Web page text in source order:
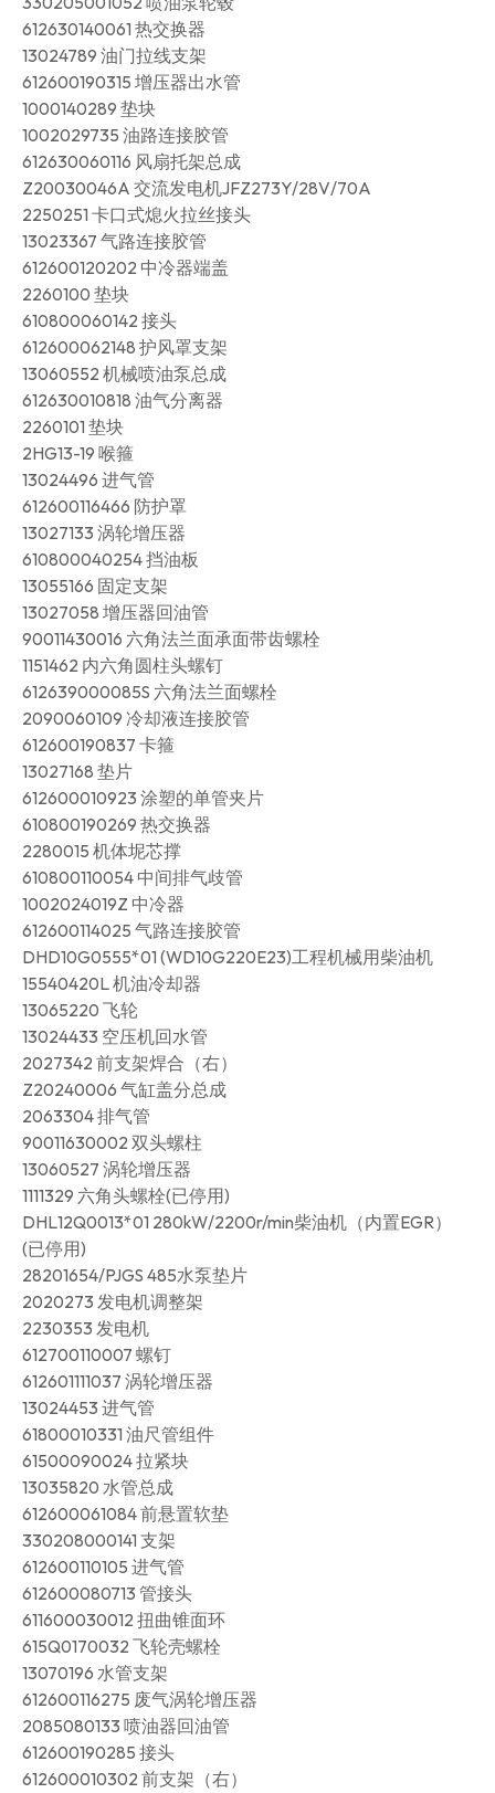
612630140061 热交换器
13024789 油门拉线支架
612600190315 增压器出水管
1000140289 垫块
1002029735 油路连接胶管
612630060116 风扇托架总成
Z20030046A 交流发电机JFZ273Y/28V/70A
2250251 卡口式熄火拉丝接头
13023367 气路连接胶管
612600120202 中冷器端盖
2260100 垫块
610800060142 接头
612600062148 护风罩支架
13060552 机械喷油泵总成
612630010818 油气分离器
2260101 垫块
2HG13-19 喉箍
13024496 进气管
612600116466 防护罩
13027133 涡轮增压器
610800040254 挡油板
13055166 固定支架
13027058 增压器回油管
90011430016 六角法兰面承面带齿螺栓
1151462 内六角圆柱头螺钉
612639000085S 六角法兰面螺栓
2090060109 冷却液连接胶管
612600190837 卡箍
13027168 垫片
612600010923 涂塑的单管夹片
610800190269 热交换器
2280015 机体坭芯撑
610800110054 中间排气歧管
1002024019Z 中冷器
612600114025 气路连接胶管
DHD10G0555*01 (WD10G220E23)工程机械用柴油机
15540420L 机油冷却器
13065220 飞轮
13024433 空压机回水管
2027342 前支架焊合（右）
Z20240006 气缸盖分总成
2063304 排气管
90011630002 双头螺柱
13060527 涡轮增压器
1111329 六角头螺栓(已停用)
DHL12Q0013*01 280kW/2200r/min柴油机（内置EGR）
(已停用)
28201654/PJGS 485水泵垫片
2020273 发电机调整架
2230353 发电机
612700110007 螺钉
612601111037 涡轮增压器
13024453 进气管
61800010331 油尺管组件
61500090024 拉紧块
13035820 水管总成
612600061084 前悬置软垫
330208000141 支架
612600110105 进气管
612600080713 管接头
611600030012 扭曲锥面环
615Q0170032 飞轮壳螺栓
13070196 水管支架
612600116275 废气涡轮增压器
2085080133 喷油器回油管
612600190285 接头
612600010302 前支架（右）